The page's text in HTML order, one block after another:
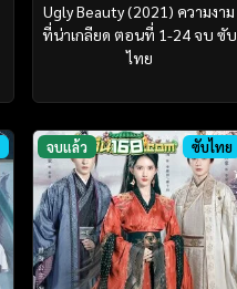
Ugly Beauty (2021) ความงาม
ที่น่าเกลียด ตอนที่ 1-24 จบ ซับ
ไทย
จบแล้ว ซับไทย